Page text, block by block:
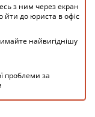
з ним через екран
йти до юриста в офіс
найвигіднішу
проблеми за